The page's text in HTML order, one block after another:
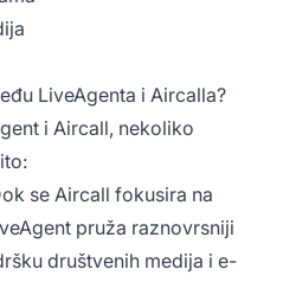
LiveAgenta i Aircalla?
i Aircall, nekoliko
se Aircall fokusira na
pruža raznovrsniji
društvenih medija i e-